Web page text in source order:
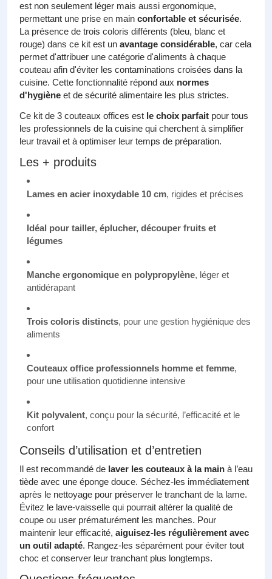
est non seulement léger mais aussi ergonomique,
permettant une prise en main confortable et sécurisée.
La présence de trois coloris différents (bleu, blanc et
rouge) dans ce kit est un avantage considérable, car cela
permet d'attribuer une catégorie d'aliments à chaque
couteau afin d'éviter les contaminations croisées dans la
cuisine. Cette fonctionnalité répond aux normes
d'hygiène et de sécurité alimentaire les plus strictes.
Ce kit de 3 couteaux offices est le choix parfait pour tous
les professionnels de la cuisine qui cherchent à simplifier
leur travail et à optimiser leur temps de préparation.
Les + produits
Lames en acier inoxydable 10 cm, rigides et précises
Idéal pour tailler, éplucher, découper fruits et
légumes
Manche ergonomique en polypropylène, léger et
antidérapant
Trois coloris distincts, pour une gestion hygiénique des
aliments
Couteaux office professionnels homme et femme,
pour une utilisation quotidienne intensive
Kit polyvalent, conçu pour la sécurité, l’efficacité et le
confort
Conseils d’utilisation et d’entretien
Il est recommandé de laver les couteaux à la main à l’eau
tiède avec une éponge douce. Séchez-les immédiatement
après le nettoyage pour préserver le tranchant de la lame.
Évitez le lave-vaisselle qui pourrait altérer la qualité de
coupe ou user prématurément les manches. Pour
maintenir leur efficacité, aiguisez-les régulièrement avec
un outil adapté. Rangez-les séparément pour éviter tout
choc et conserver leur tranchant plus longtemps.